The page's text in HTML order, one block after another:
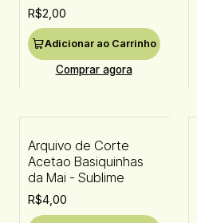
R$2,00
Adicionar ao Carrinho
Comprar agora
Arquivo de Corte
Acetao Basiquinhas
da Mai - Sublime
R$4,00